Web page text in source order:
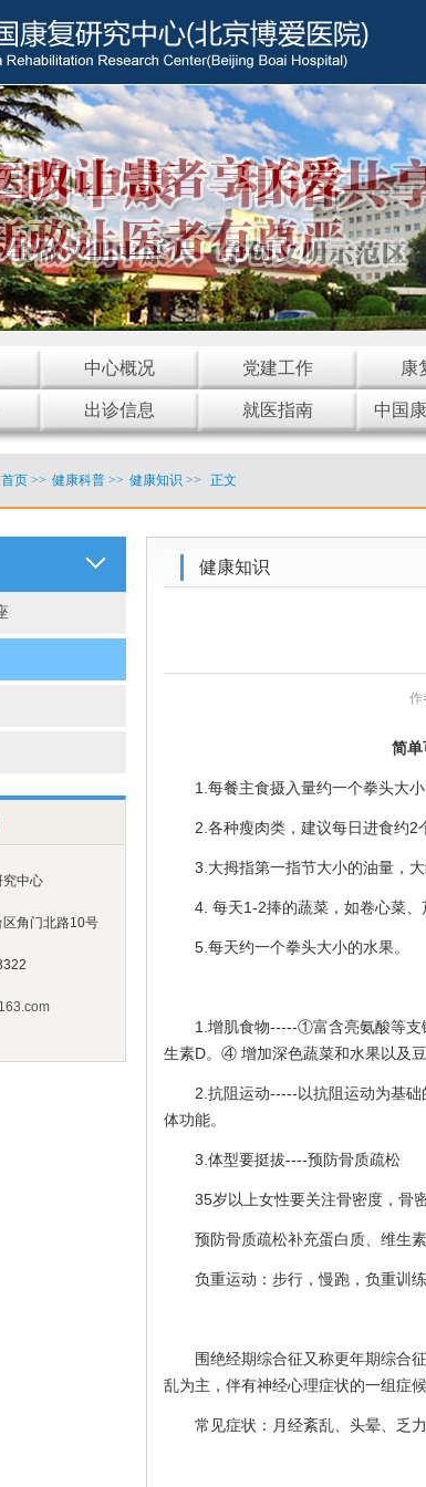
中心概况 党建工作 康
出诊信息 就医指南 中国
首页>> 健康科普>> 健康知识 >> 正文
中心
角门北路10号
健康知识
作
简
1.每餐主食摄入量约一个拳头大小
2.各种瘦肉类，建议每日进食约2个
3.大拇指第一指节大小的油量，大
4. 每天1-2捧的蔬菜，如卷心菜、
5.每天约一个拳头大小的水果。
1.增肌食物-----①富含亮氨酸等支
生素D。④ 增加深色蔬菜和水果以及
2.抗阻运动-----以抗阻运动为基础
体功能。
3.体型要挺拔----预防骨质疏松
35岁以上女性要关注骨密度，骨密
预防骨质疏松补充蛋白质、维生素
负重运动：步行，慢跑，负重训练
围绝经期综合征又称更年期综合征
乱为主，伴有神经心理症状的一组症候
常见症状：月经紊乱、头晕、乏力